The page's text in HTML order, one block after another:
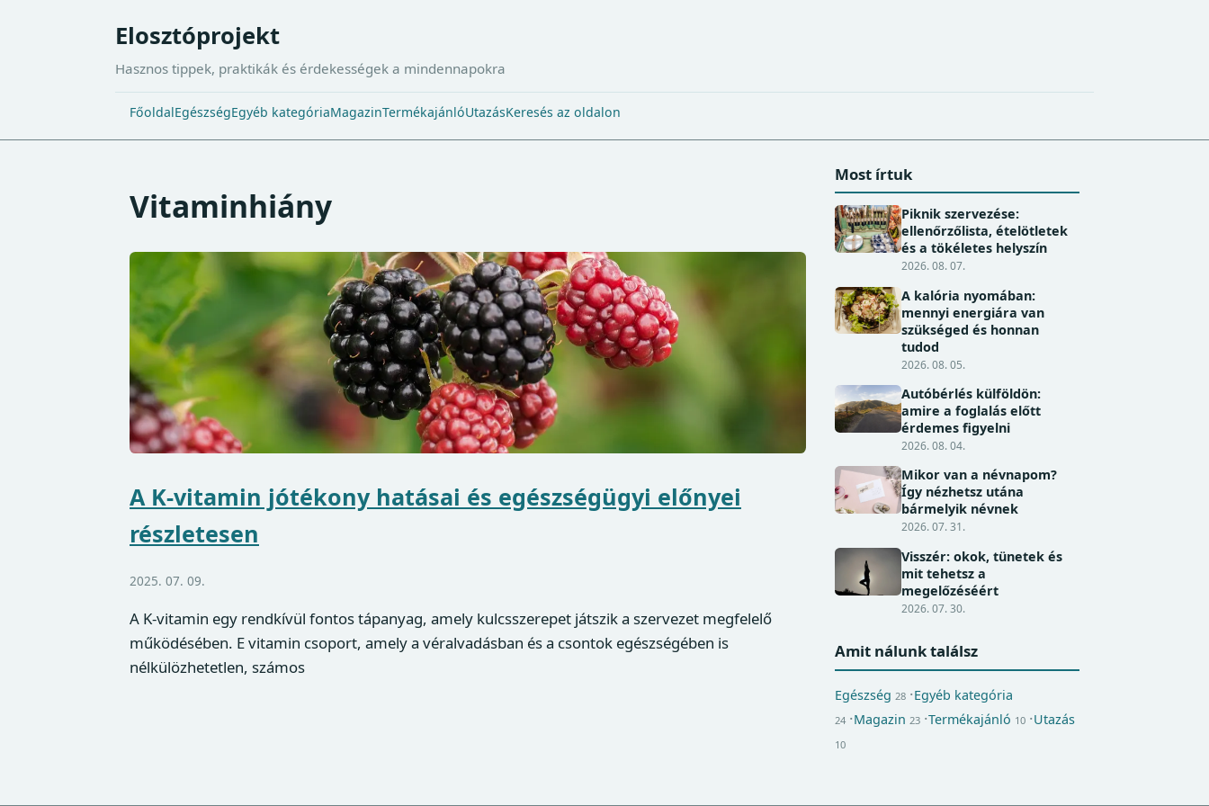
Elosztóprojekt
Hasznos tippek, praktikák és érdekességek a mindennapokra
FőoldalEgészségEgyéb kategóriaMagazinTermékajánlóUtazásKeresés az oldalon
Vitaminhiány
A K-vitamin jótékony hatásai és egészségügyi előnyei
részletesen
2025. 07. 09.
A K-vitamin egy rendkívül fontos tápanyag, amely kulcsszerepet játszik a szervezet megfelelő
működésében. E vitamin csoport, amely a véralvadásban és a csontok egészségében is
nélkülözhetetlen, számos
Most írtuk
Piknik szervezése:
ellenőrzőlista, ételötletek
és a tökéletes helyszín
2026. 08. 07.
A kalória nyomában:
mennyi energiára van
szükséged és honnan
tudod
2026. 08. 05.
Autóbérlés külföldön:
amire a foglalás előtt
érdemes figyelni
2026. 08. 04.
Mikor van a névnapom?
Így nézhetsz utána
bármelyik névnek
2026. 07. 31.
Visszér: okok, tünetek és
mit tehetsz a
megelőzéséért
2026. 07. 30.
Amit nálunk találsz
Egészség 28 Egyéb kategória
24 Magazin 23 Termékajánló 10 Utazás
10